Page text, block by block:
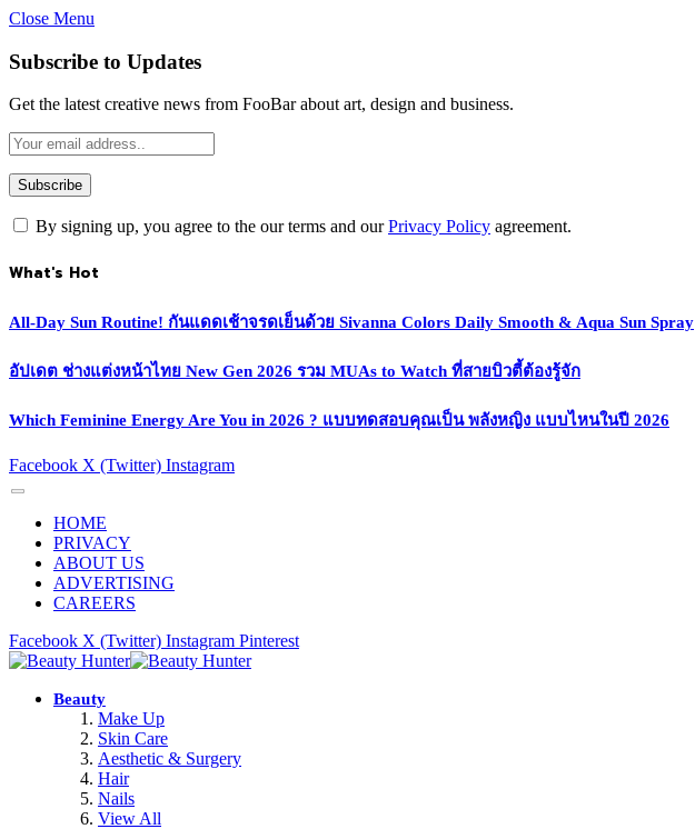
Close Menu
Subscribe to Updates
Get the latest creative news from FooBar about art, design and business.
By signing up, you agree to the our terms and ourPrivacy Policy agreement.
What's Hot
All-Day Sun Routine! กันแดดเช้าจรดเย็นด้วย Sivanna Colors Daily Smooth & Aqua Sun Spray
อัปเดต ช่างแต่งหน้าไทย New Gen 2026 รวม MUAs to Watch ที่สายบิวตี้ต้องรู้จัก
Which Feminine Energy Are You in 2026 ? แบบทดสอบคุณเป็น พลังหญิง แบบไหนในปี 2026
Facebook X (Twitter) Instagram
HOME
PRIVACY
ABOUT US
ADVERTISING
CAREERS
Facebook X (Twitter) Instagram Pinterest
Beauty
Make Up
Skin Care
Aesthetic & Surgery
Hair
Nails
View All